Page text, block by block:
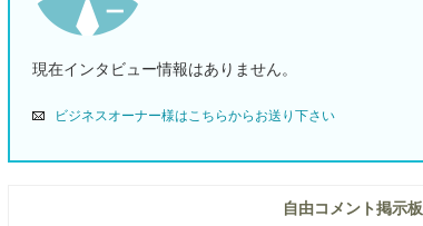
現在インタビュー情報はありません。
ビジネスオーナー様はこちらからお送り下さい
自由コメント掲示板